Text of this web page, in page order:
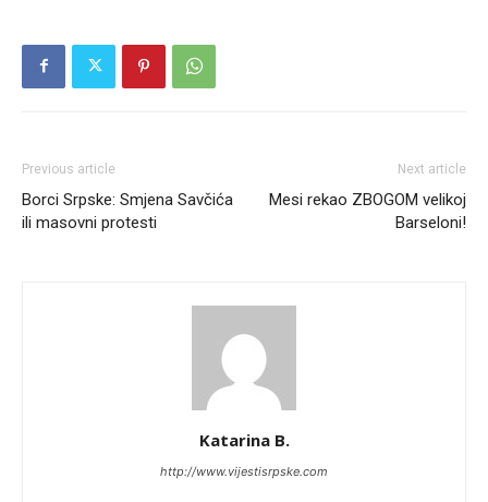
Previous article
Borci Srpske: Smjena Savčića
ili masovni protesti
Next article
Mesi rekao ZBOGOM velikoj
Barseloni!
Katarina B.
http://www.vijestisrpske.com